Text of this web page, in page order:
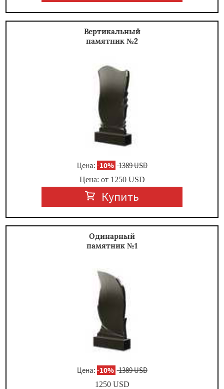
Вертикальный
памятник №2
Цена: -10% 1389 USD
Цена: от 1250USD
Купить
Одинарный
памятник №1
Цена: -10% 1389 USD
1250USD
Даю согласие на обработку персональных данных